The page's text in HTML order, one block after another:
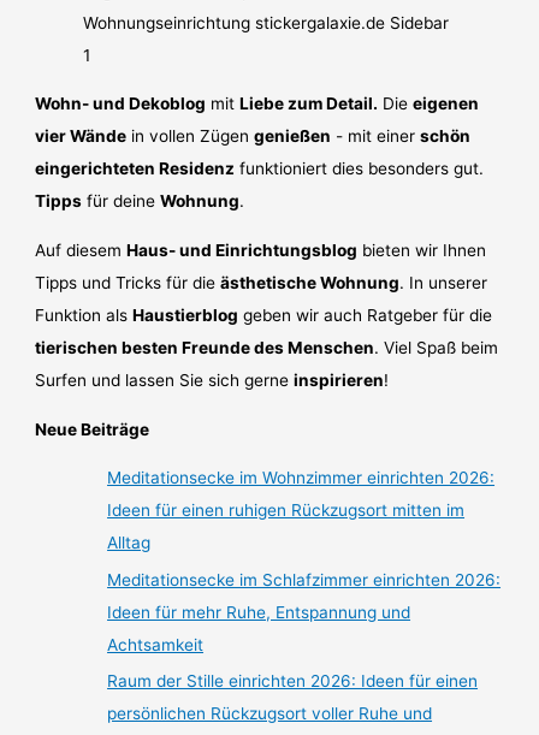
Wohn- und Dekoblog mitLiebe zum Detail. Dieeigenen
vier Wände in vollen Zügengenießen - mit einerschön
eingerichteten Residenz funktioniert dies besonders gut.
Tipps für deineWohnung.
Auf diesemHaus- und Einrichtungsblog bieten wir Ihnen
Tipps und Tricks für dieästhetische Wohnung. In unserer
Funktion alsHaustierblog geben wir auch Ratgeber für die
tierischen besten Freunde des Menschen. Viel Spaß beim
Surfen und lassen Sie sich gerneinspirieren!
Neue Beiträge
Meditationsecke im Wohnzimmer einrichten 2026:
Ideen für einen ruhigen Rückzugsort mitten im
Alltag
Meditationsecke im Schlafzimmer einrichten 2026:
Ideen für mehr Ruhe, Entspannung und
Achtsamkeit
Raum der Stille einrichten 2026: Ideen für einen
persönlichen Rückzugsort voller Ruhe und